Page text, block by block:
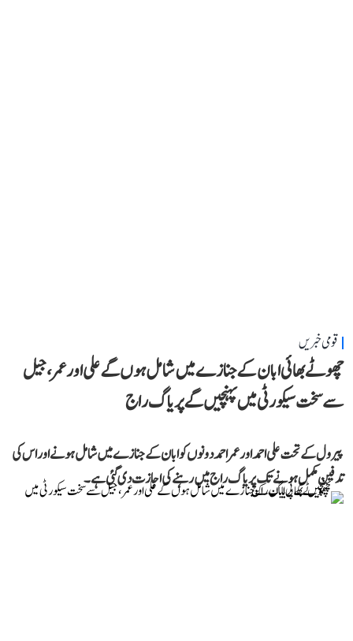
قومی خبریں
چھوٹے بھائی ابان کے جنازے میں شامل ہوں گے علی اور عمر، جیل
سے سخت سیکورٹی میں پہنچیں گے پریاگ راج
پیرول کے تحت علی احمد اور عمر احمد دونوں کو ابان کے جنازے میں شامل ہونے اور اس کی
تدفین مکمل ہونے تک پریاگ راج میں رہنے کی اجازت دی گئی ہے۔